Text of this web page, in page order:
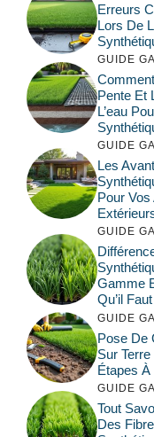
Erreurs
Lors De
GUIDE
Pente Et
L’eau
GUIDE
Les
Pour
GUIDE
Gamme
Qu’il
GUIDE
Pose De
Sur
Étapes À
GUIDE
Tout
Des